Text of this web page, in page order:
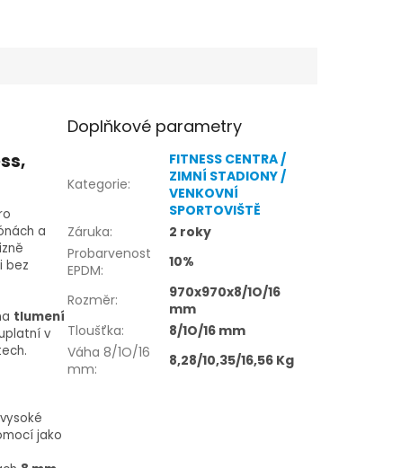
a
bez
tlumení
v
jako
Doplňkové parametry
Kategorie:
FITNESS CENTRA /
ZIMNÍ STADIONY /
VENKOVNÍ
SPORTOVIŠTĚ
Záruka:
2 roky
Probarvenost
EPDM: 10%
Rozměr:
970x970x8/1O/16
mm
Tloušťka:
8/1O/16 mm
Váha 8/1O/16
mm: 8,28/10,35/16,56 Kg